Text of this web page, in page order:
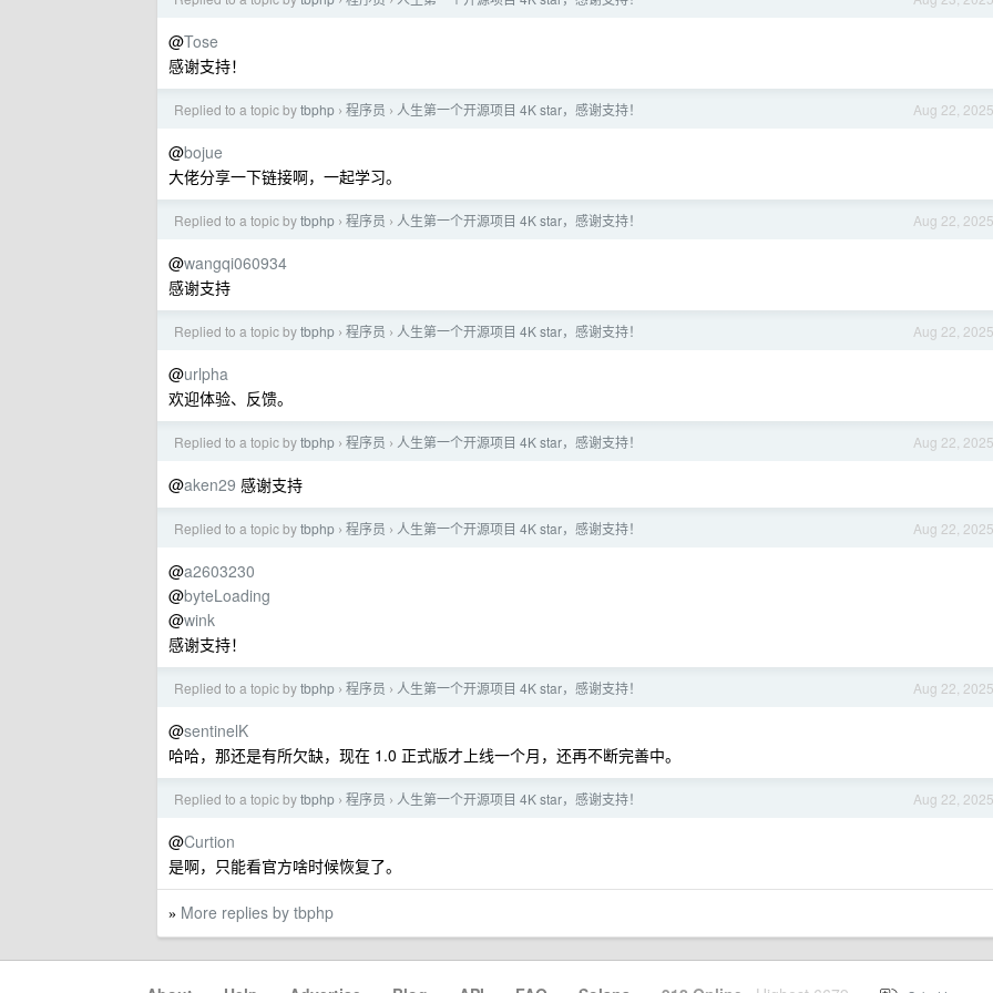
@Tose
感谢支持！
Aug 22, 2025
Replied to a topic bytbphp › 程序员 › 人生第一个开源项目 4K star，感谢支持！
@bojue
大佬分享一下链接啊，一起学习。
Aug 22, 2025
Replied to a topic bytbphp › 程序员 › 人生第一个开源项目 4K star，感谢支持！
@wangqi060934
感谢支持
Aug 22, 2025
Replied to a topic bytbphp › 程序员 › 人生第一个开源项目 4K star，感谢支持！
@urlpha
欢迎体验、反馈。
Aug 22, 2025
Replied to a topic bytbphp › 程序员 › 人生第一个开源项目 4K star，感谢支持！
@aken29 感谢支持
Aug 22, 2025
Replied to a topic bytbphp › 程序员 › 人生第一个开源项目 4K star，感谢支持！
@a2603230
@byteLoading
@wink
感谢支持！
Aug 22, 2025
Replied to a topic bytbphp › 程序员 › 人生第一个开源项目 4K star，感谢支持！
@sentinelK
哈哈，那还是有所欠缺，现在 1.0 正式版才上线一个月，还再不断完善中。
Aug 22, 2025
Replied to a topic bytbphp › 程序员 › 人生第一个开源项目 4K star，感谢支持！
@Curtion
是啊，只能看官方啥时候恢复了。
» More replies by tbphp